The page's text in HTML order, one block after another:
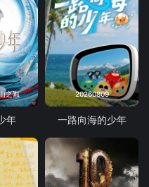
之巅
年
20260809
一路向海的少年